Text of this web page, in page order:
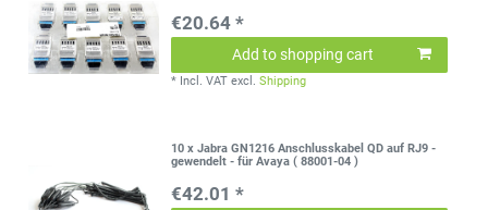
€20.64 *
Add to shopping cart
* Incl. VAT excl.Shipping
10 x Jabra GN1216 Anschlusskabel QD auf RJ9 -
gewendelt - für Avaya ( 88001-04 )
€42.01 *